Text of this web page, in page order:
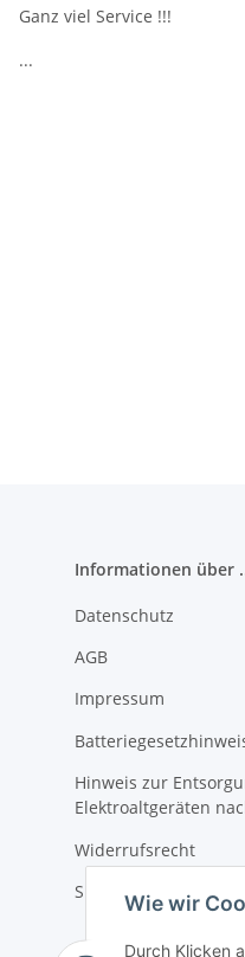
Wie wir
Durch Klicken
Ganz viel Service !!!
...
Informationen über
Datenschutz
AGB
Impressum
Hinweis zur
Elektroaltgeräten
Widerrufsrecht
Sitemap